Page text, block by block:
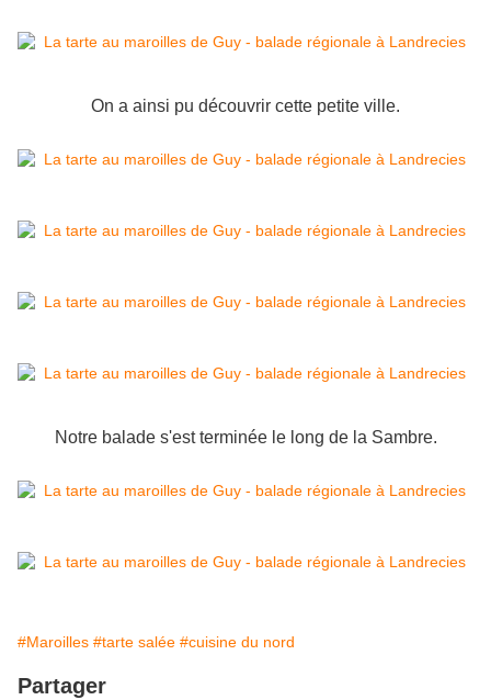
On a ainsi pu découvrir cette petite ville.
Notre balade s'est terminée le long de la Sambre.
#Maroilles #tarte salée #cuisine du nord
Partager